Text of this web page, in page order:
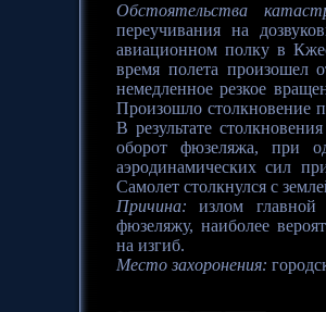
Обстоятельства
переучивания на
авиационном полку в
время полета произошел
немедленное резкое
Произошло столкновение
В результате
оборот фюзеляжа, при
аэродинамических сил
Самолет столкнулся с
Причина: излом
фюзеляжу, наиболее
на изгиб.
Место захоронения: